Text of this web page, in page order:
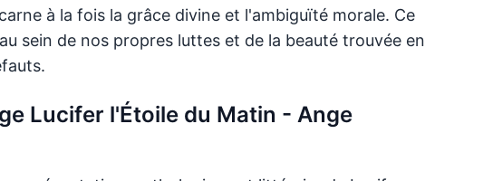
à la fois la grâce divine et l'ambiguïté morale. Ce
sein de nos propres luttes et de la beauté trouvée en
Lucifer l'Étoile du Matin - Ange